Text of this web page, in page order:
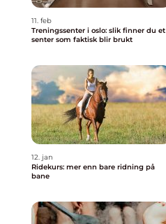
11. feb
Treningssenter i oslo: slik finner du et
senter som faktisk blir brukt
12. jan
Ridekurs: mer enn bare ridning på
bane